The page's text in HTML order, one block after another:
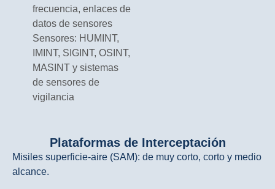
frecuencia, enlaces de
datos de sensores
Sensores: HUMINT,
IMINT, SIGINT, OSINT,
MASINT y sistemas
de sensores de
vigilancia
Plataformas de Interceptación
Misiles superficie-aire (SAM): de muy corto, corto y medio
alcance.